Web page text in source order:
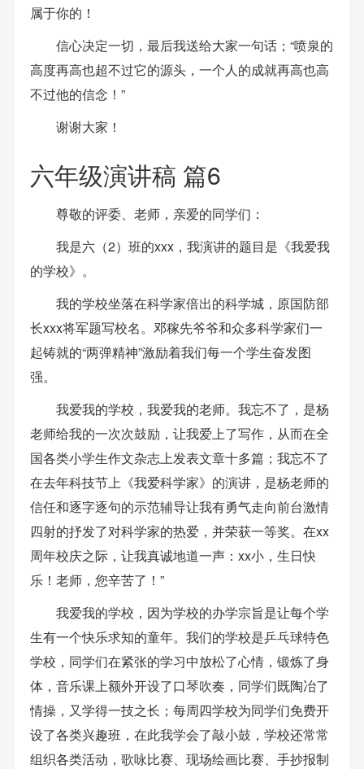
属于你的！
信心决定一切，最后我送给大家一句话；“喷泉的
高度再高也超不过它的源头，一个人的成就再高也高
不过他的信念！”
谢谢大家！
六年级演讲稿 篇6
尊敬的评委、老师，亲爱的同学们：
我是六（2）班的xxx，我演讲的题目是《我爱我
的学校》。
我的学校坐落在科学家倍出的科学城，原国防部
长xxx将军题写校名。邓稼先爷爷和众多科学家们一
起铸就的“两弹精神”激励着我们每一个学生奋发图
强。
我爱我的学校，我爱我的老师。我忘不了，是杨
老师给我的一次次鼓励，让我爱上了写作，从而在全
国各类小学生作文杂志上发表文章十多篇；我忘不了
在去年科技节上《我爱科学家》的演讲，是杨老师的
信任和逐字逐句的示范辅导让我有勇气走向前台激情
四射的抒发了对科学家的热爱，并荣获一等奖。在xx
周年校庆之际，让我真诚地道一声：xx小，生日快
乐！老师，您辛苦了！”
我爱我的学校，因为学校的办学宗旨是让每个学
生有一个快乐求知的童年。我们的学校是乒乓球特色
学校，同学们在紧张的学习中放松了心情，锻炼了身
体，音乐课上额外开设了口琴吹奏，同学们既陶冶了
情操，又学得一技之长；每周四学校为同学们免费开
设了各类兴趣班，在此我学会了敲小鼓，学校还常常
组织各类活动，歌咏比赛、现场绘画比赛、手抄报制